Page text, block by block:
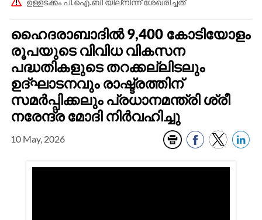
ഉള്ളടക്കം പി.ഐ.ബി യില്നിന്ന് ശേഖരിച്ചത്
ഹൈദരാബാദിൽ 9,400 കോടിയോളം
രൂപയുടെ വിവിധ വികസന
പദ്ധതികളുടെ തറക്കല്ലിടലും
ഉദ്ഘാടനവും രാഷ്ട്രത്തിന്
സമർപ്പിക്കലും പ്രധാനമന്ത്രി ശ്രീ
നരേന്ദ്ര മോദി നിർവഹിച്ചു
10 May, 2026